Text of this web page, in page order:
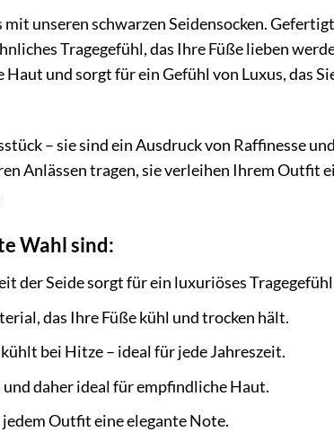
unseren schwarzen Seidensocken.
Tragegefühl, das Ihre Füße lieben
und sorgt für ein Gefühl von Luxus, das
– sie sind ein Ausdruck von Raffinesse
Anlässen tragen, sie verleihen Ihrem Outfit
Wahl sind:
der Seide sorgt für ein luxuriöses
das Ihre Füße kühl und trocken hält.
bei Hitze – ideal für jede Jahreszeit.
daher ideal für empfindliche Haut.
Outfit eine elegante Note.